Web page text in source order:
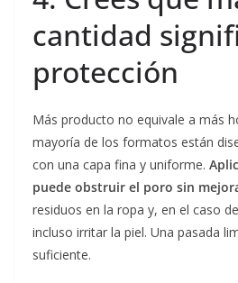
cantidad
protección
Más producto no equivale a más
mayoría de los formatos están
con una capa fina y uniforme.
puede obstruir el poro sin
residuos en la ropa y, en el caso
incluso irritar la piel. Una pasada
suficiente.